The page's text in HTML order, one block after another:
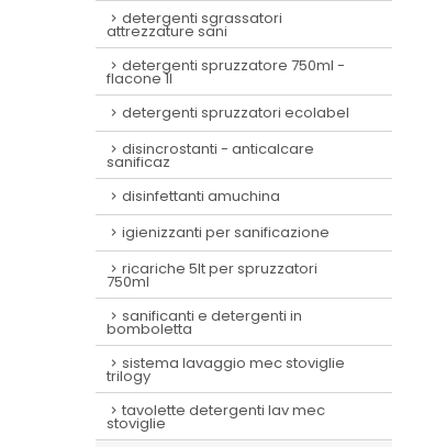
detergenti sgrassatori
attrezzature sani
detergenti spruzzatore 750ml -
flacone 1l
detergenti spruzzatori ecolabel
disincrostanti - anticalcare
sanificaz
disinfettanti amuchina
igienizzanti per sanificazione
ricariche 5lt per spruzzatori
750ml
sanificanti e detergenti in
bomboletta
sistema lavaggio mec stoviglie
trilogy
tavolette detergenti lav mec
stoviglie